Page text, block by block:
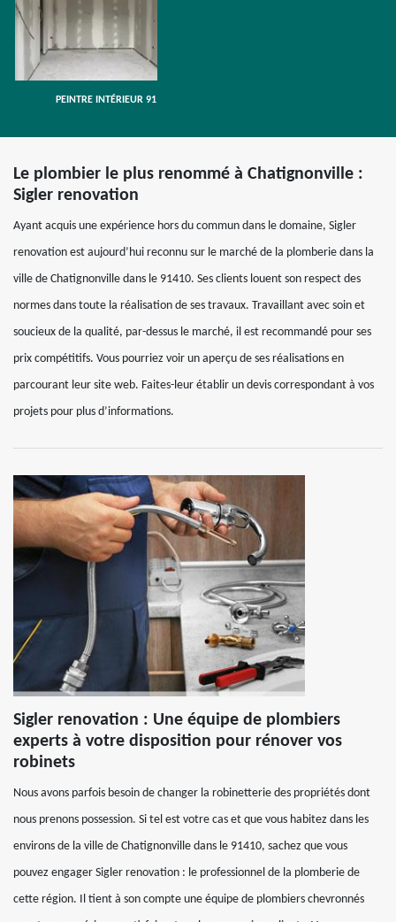
PEINTRE INTÉRIEUR 91
Le plombier le plus renommé à Chatignonville :
Sigler renovation
Ayant acquis une expérience hors du commun dans le domaine, Sigler
renovation est aujourd’hui reconnu sur le marché de la plomberie dans la
ville de Chatignonville dans le 91410. Ses clients louent son respect des
normes dans toute la réalisation de ses travaux. Travaillant avec soin et
soucieux de la qualité, par-dessus le marché, il est recommandé pour ses
prix compétitifs. Vous pourriez voir un aperçu de ses réalisations en
parcourant leur site web. Faites-leur établir un devis correspondant à vos
projets pour plus d’informations.
Sigler renovation : Une équipe de plombiers
experts à votre disposition pour rénover vos
robinets
Nous avons parfois besoin de changer la robinetterie des propriétés dont
nous prenons possession. Si tel est votre cas et que vous habitez dans les
environs de la ville de Chatignonville dans le 91410, sachez que vous
pouvez engager Sigler renovation : le professionnel de la plomberie de
cette région. Il tient à son compte une équipe de plombiers chevronnés